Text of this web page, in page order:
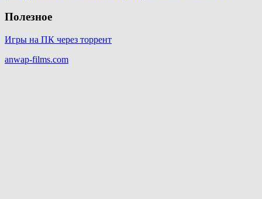
Полезное
Игры на ПК через торрент
anwap-films.com